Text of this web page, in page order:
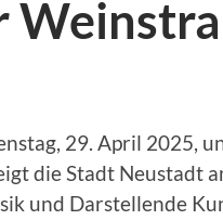
29. April 2025,
die Stadt Neustadt
und Darstellende